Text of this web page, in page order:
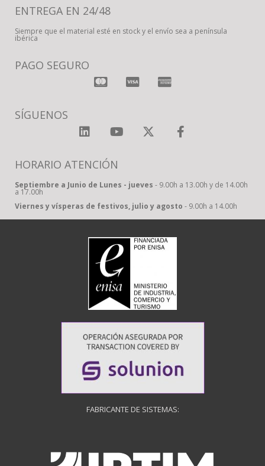
ENTREGA EN 24/48
Siempre que el material esté en stock y el envío sea a península
ibérica
PAGO SEGURO
SÍGUENOS
HORARIO ATENCIÓN
Septiembre a Junio de Lunes - jueves - 9.00h a 13.00h y de 14.00h
a 17.00h
Viernes y vísperas de festivos, julio y agosto - 9.00h a 14.00h
FABRICANTE DE SISTEMAS: